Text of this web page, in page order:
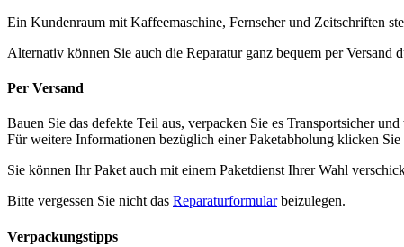
Ein Kundenraum mit Kaffeemaschine, Fernseher und Zeitschriften
Alternativ können Sie auch die Reparatur ganz bequem per Versand
Per Versand
Bauen Sie das defekte Teil aus, verpacken Sie es Transportsicher
Für weitere Informationen bezüglich einer Paketabholung klicken Sie
Sie können Ihr Paket auch mit einem Paketdienst Ihrer Wahl
Bitte vergessen Sie nicht das Reparaturformularbeizulegen.
Verpackungstipps